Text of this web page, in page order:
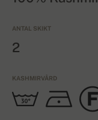
ANTAL SKIKT
2
KASHMIRVÅRD